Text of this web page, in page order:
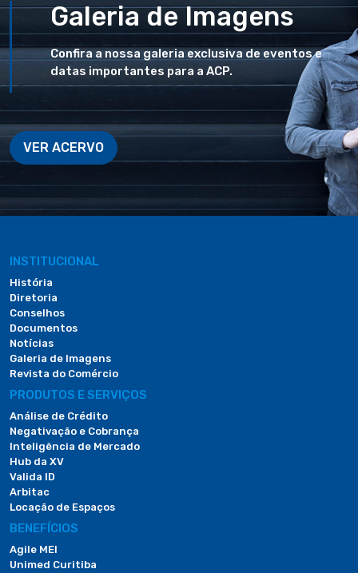
Galeria de Imagens
Confira a nossa galeria exclusiva de eventos e
datas importantes para a ACP.
VER ACERVO
INSTITUCIONAL
História
Diretoria
Conselhos
Documentos
Notícias
Galeria de Imagens
Revista do Comércio
PRODUTOS E SERVIÇOS
Análise de Crédito
Negativação e Cobrança
Inteligência de Mercado
Hub da XV
Valida ID
Arbitac
Locação de Espaços
BENEFÍCIOS
Agile MEI
Unimed Curitiba